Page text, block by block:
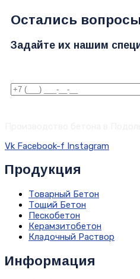
Остались
Задайте их нашим
Vk Facebook-f Instagram
Продукция
Товарный Бетон
Тощий Бетон
Пескобетон
Керамзитобетон
Кладочный Раствор
Информация